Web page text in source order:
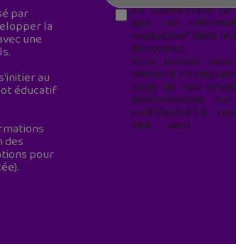
par
la
une
au
éducatif
des
pour
En soumettant ce
que les
exploitées* dans le
de contact.
Vous pouvez
moment en
page de nos
d'informations
confidentialité,
site web